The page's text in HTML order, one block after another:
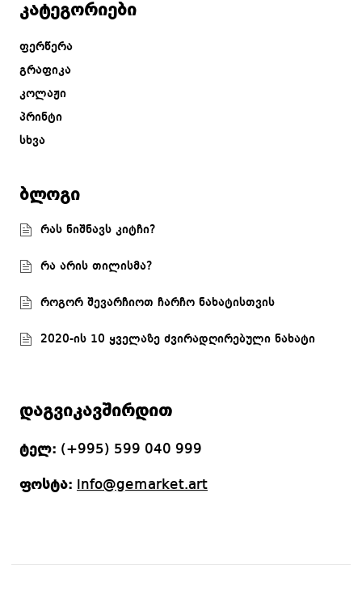
კატეგორიები
ფერწერა
გრაფიკა
კოლაჟი
პრინტი
სხვა
ბლოგი
რას ნიშნავს კიტჩი?
რა არის თილისმა?
როგორ შევარჩიოთ ჩარჩო ნახატისთვის
2020-ის 10 ყველაზე ძვირადღირებული ნახატი
დაგვიკავშირდით
ტელ: (+995) 599 040 999
ფოსტა: info@gemarket.art